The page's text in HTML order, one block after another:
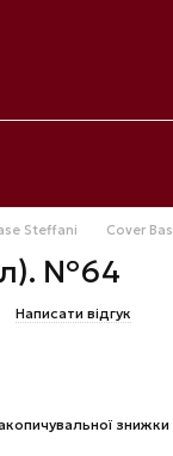
Steffani Cover
№64
Написати відгук
знижки